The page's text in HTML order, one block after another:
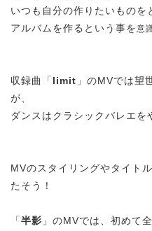
いつも自分の作りたいものを
アルバムを作るという事を意
収録曲「limit 」のMVでは望
が、
ダンスはクラシックバレエを
MVのスタイリングやタイト
たそう！
「半影 」のMVでは、初めて